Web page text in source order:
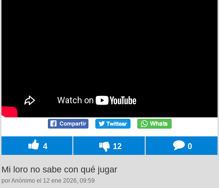
4 12 0
Mi loro no sabe con qué jugar
por Anónimo el 12 ene 2026, 09:59